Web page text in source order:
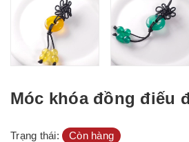
Móc khóa đồng điếu
Trạng thái: Còn hàng